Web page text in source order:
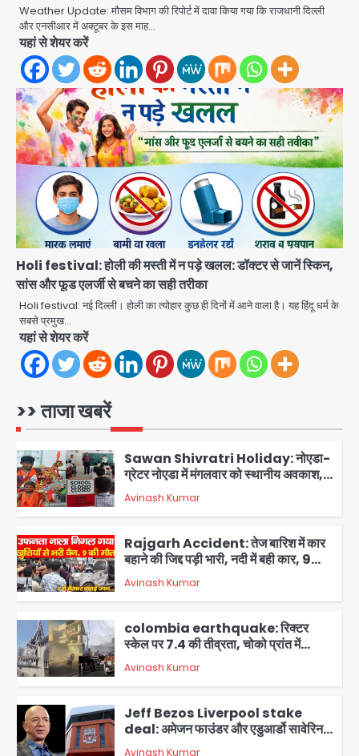
Weather Update: मौसम विभाग की रिपोर्ट में दावा किया गया कि राजधानी दिल्ली
और एनसीआर में अक्टूबर के इस माह…
यहां से शेयर करें
Holi festival: होली की मस्ती में न पड़े खलल: डॉक्टर से जानें स्किन,
सांस और फूड एलर्जी से बचने का सही तरीका
Holi festival: नई दिल्ली। होली का त्योहार कुछ ही दिनों में आने वाला है। यह हिंदू धर्म के
सबसे प्रमुख…
यहां से शेयर करें
>> ताजा खबरें
2
Sawan Shivratri Holiday: नोएडा-
सभी स्कूल-कॉलेज बंद रहेंगे
Avinash Kumar
3
Rajgarh Accident: तेज बारिश में कार
बहाने की जिद्द पड़ी भारी, नदी में बही कार, 9
लोगों की मौत
Avinash Kumar
4
colombia earthquake: रिक्टर
स्केल पर 7.4 की तीव्रता, चोको प्रांत में
तबाही, बोगोटा से वेनेजुएला सीमा तक झटके
महसूस
Avinash Kumar
5
Jeff Bezos Liverpool stake
deal: अमेजन फाउंडर और एडुआर्डो सावेरिन
1
Colombia earthquake: कोलंबिया
2
Sawan Shivratri Holiday: नोएडा-
ग्रेटर नोएडा में मंगलवार को स्थानीय अवकाश,
सभी स्कूल-कॉलेज बंद रहेंगे
Avinash Kumar
3
Rajgarh Accident: तेज बारिश में कार
बहाने की जिद्द पड़ी भारी, नदी में बही कार, 9
लोगों की मौत
Avinash Kumar
4
colombia earthquake: रिक्टर
स्केल पर 7.4 की तीव्रता, चोको प्रांत में
तबाही, बोगोटा से वेनेजुएला सीमा तक झटके
महसूस
Avinash Kumar
Jeff Bezos Liverpool stake
deal: अमेजन फाउंडर और एडुआर्डो सावेरिन
का निवेश
Avinash Kumar